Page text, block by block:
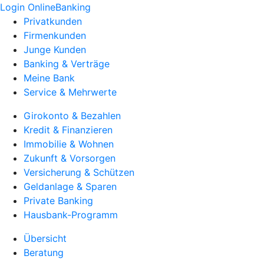
Login OnlineBanking
Privatkunden
Firmenkunden
Junge Kunden
Banking & Verträge
Meine Bank
Service & Mehrwerte
Girokonto & Bezahlen
Kredit & Finanzieren
Immobilie & Wohnen
Zukunft & Vorsorgen
Versicherung & Schützen
Geldanlage & Sparen
Private Banking
Hausbank-Programm
Übersicht
Beratung